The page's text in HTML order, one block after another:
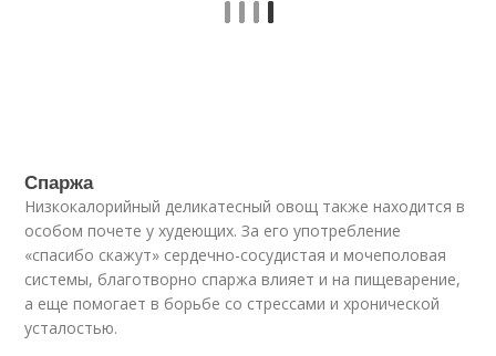
Спаржа
Низкокалорийный деликатесный овощ также находится в
особом почете у худеющих. За его употребление
«спасибо скажут» сердечно-сосудистая и мочеполовая
системы, благотворно спаржа влияет и на пищеварение,
а еще помогает в борьбе со стрессами и хронической
усталостью.